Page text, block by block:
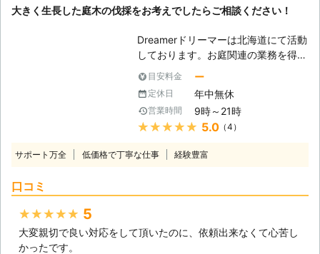
建築技術を活かした家の修理も承って
見て、お客様に寄り添ったサービスを
おこないます。 当店でできることな
ら何でも対応するので、まずはお電話
からお問い合わせください。現地調査
も無料でおこなっています。
「実家が遠い」などの立ち合いが難し
ます。 ・作業が難しい場所でも対応
いたします。 高くて手の届かない場
所や、危険な場所などでも大丈夫で
んな場所でも作業いたします。 ・現
地調査や見積りは無料です。 伐採110
番では分かりやすい料金設定でお見積
後に追加料金が発生することはありま
大きく生長した庭木の伐採をお考えでしたらご相談ください！
Dreamerドリーマーは北海道にて活動
しております。お庭関連の業務を得意
としており、雑草の草刈りから庭木の
伐採まで幅広く対応可能です。庭木の
伐採はあまり機会がないかもしれませ
んが、その分、近隣への配慮や安全作
業の徹底が重要となります。例え、庭
をつけなければ作業中に思わぬ方向に
となるとき】 庭木を植えるのは人そ
目安料金 ー
定休日 年中無休
営業時間 9時～21時
★★★★★ 5.0（4）
サポート万全 低価格で丁寧な仕事 経験豊富
口コミ
★★★★★ 5
大変親切で良い対応をして頂いたのに、依頼出来なくて心苦し
かったです。